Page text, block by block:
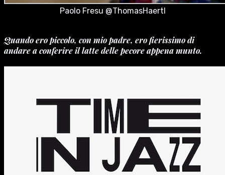
Paolo Fresu @ThomasHaertl
Quando ero piccolo, con mio padre, ero fierissimo di
andare a conferire il latte delle pecore appena munto.